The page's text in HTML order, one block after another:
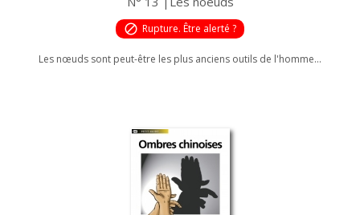
block Rupture. Être alerté ?
Les nœuds sont peut-être les plus anciens outils de l'homme...